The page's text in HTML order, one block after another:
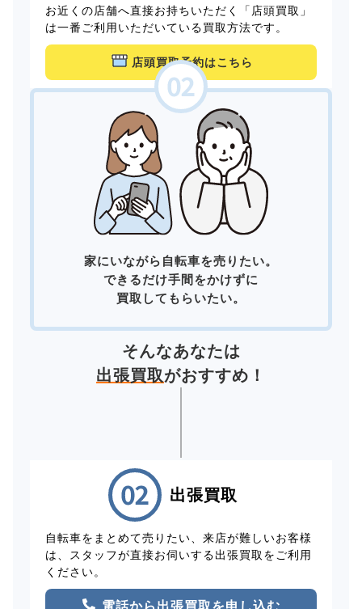
お近くの店舗へ直接お持ちいただく「店頭買取」
は一番ご利用いただいている買取方法です。
店頭買取予約はこちら
家にいながら自転車を売りたい。
できるだけ手間をかけずに
買取してもらいたい。
そんなあなたは
出張買取がおすすめ！
出張買取
自転車をまとめて売りたい、来店が難しいお客様
は、スタッフが直接お伺いする出張買取をご利用
ください。